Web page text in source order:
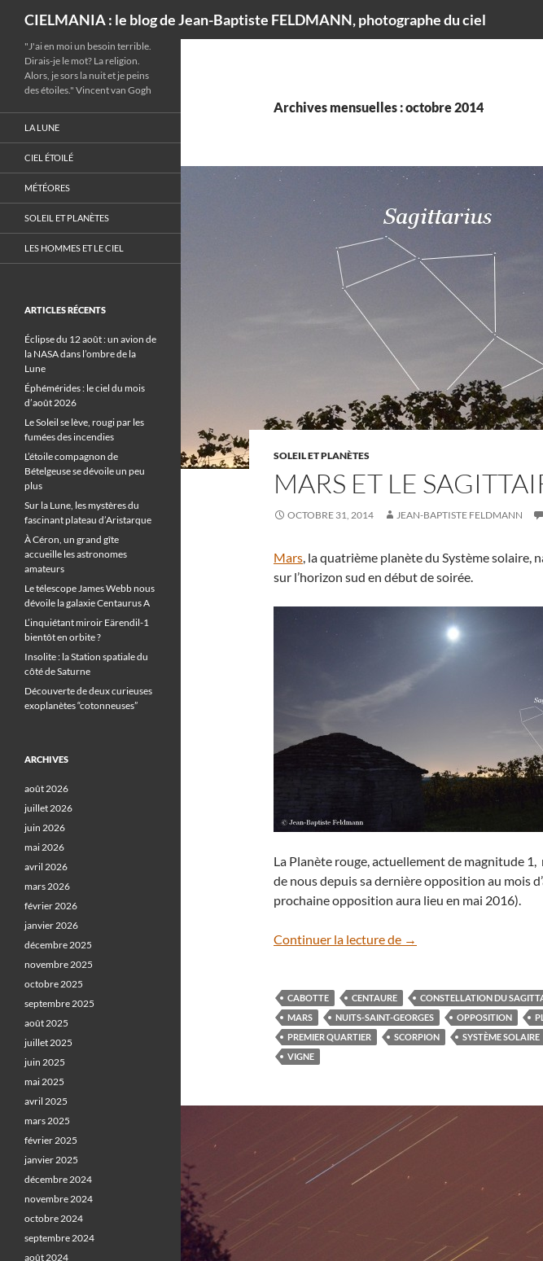
CIELMANIA : le blog de Jean-Baptiste FELDMANN, photographe du ciel
Archives mensuelles : octobre 2014
SOLEIL ET PLANÈTES
MARS ET LE
OCTOBRE 31, 2014 JEAN-BAPTISTE FELDMANN
Mars, la quatrième planète du Système solaire,
sur l’horizon sud en début de soirée.
La Planète rouge, actuellement de magnitude 1,
de nous depuis sa dernière opposition au mois
prochaine opposition aura lieu en mai 2016).
Continuer la lecture de Mars et le Sagittaire
→
CABOTTE CENTAURE CONSTELLATION DU
MARS
NUITS-SAINT-GEORGES OPPOSITION
PREMIER QUARTIER
SCORPION SYSTÈME SOLAIRE
VIGNE
"J'ai en moi un besoin terrible.
Dirais-je le mot? La religion.
Alors, je sors la nuit et je peins
des étoiles." Vincent van Gogh
LA LUNE
CIEL ÉTOILÉ
MÉTÉORES
SOLEIL ET PLANÈTES
LES HOMMES ET LE CIEL
ARTICLES RÉCENTS
Éclipse du 12 août : un avion de
la NASA dans l’ombre de la
Lune
Éphémérides : le ciel du mois
d’août 2026
Le Soleil se lève, rougi par les
fumées des incendies
L’étoile compagnon de
Bételgeuse se dévoile un peu
plus
Sur la Lune, les mystères du
fascinant plateau d’Aristarque
À Céron, un grand gîte
accueille les astronomes
amateurs
Le télescope James Webb nous
dévoile la galaxie Centaurus A
L’inquiétant miroir Eärendil-1
bientôt en orbite ?
Insolite : la Station spatiale du
côté de Saturne
Découverte de deux curieuses
exoplanètes “cotonneuses”
ARCHIVES
août 2026
juillet 2026
juin 2026
mai 2026
avril 2026
mars 2026
février 2026
janvier 2026
décembre 2025
novembre 2025
octobre 2025
septembre 2025
août 2025
juillet 2025
juin 2025
mai 2025
avril 2025
mars 2025
février 2025
janvier 2025
décembre 2024
novembre 2024
octobre 2024
septembre 2024
août 2024